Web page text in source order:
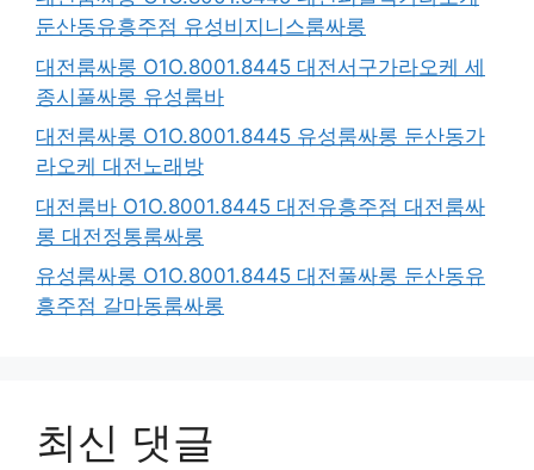
둔산동유흥주점 유성비지니스룸싸롱
대전룸싸롱 O1O.8001.8445 대전서구가라오케 세
종시풀싸롱 유성룸바
대전룸싸롱 O1O.8001.8445 유성룸싸롱 둔산동가
라오케 대전노래방
대전룸바 O1O.8001.8445 대전유흥주점 대전룸싸
롱 대전정통룸싸롱
유성룸싸롱 O1O.8001.8445 대전풀싸롱 둔산동유
흥주점 갈마동룸싸롱
최신 댓글